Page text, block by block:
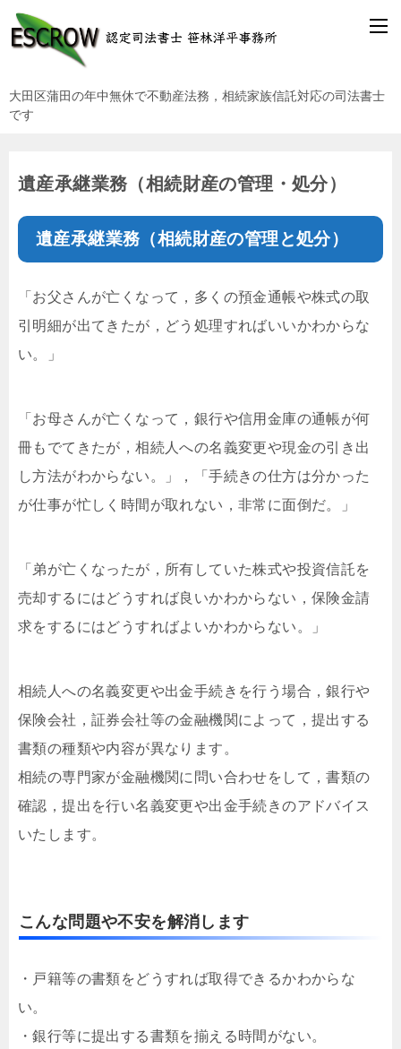
大田区蒲田の年中無休で不動産法務，相続家族信託対応の司法書士
です
遺産承継業務（相続財産の管理・処分）
遺産承継業務（相続財産の管理と処分）
「お父さんが亡くなって，多くの預金通帳や株式の取
引明細が出てきたが，どう処理すればいいかわからな
い。」
「お母さんが亡くなって，銀行や信用金庫の通帳が何
冊もでてきたが，相続人への名義変更や現金の引き出
し方法がわからない。」，「手続きの仕方は分かった
が仕事が忙しく時間が取れない，非常に面倒だ。」
「弟が亡くなったが，所有していた株式や投資信託を
売却するにはどうすれば良いかわからない，保険金請
求をするにはどうすればよいかわからない。」
相続人への名義変更や出金手続きを行う場合，銀行や
保険会社，証券会社等の金融機関によって，提出する
書類の種類や内容が異なります。
相続の専門家が金融機関に問い合わせをして，書類の
確認，提出を行い名義変更や出金手続きのアドバイス
いたします。
こんな問題や不安を解消します
・戸籍等の書類をどうすれば取得できるかわからな
い。
・銀行等に提出する書類を揃える時間がない。